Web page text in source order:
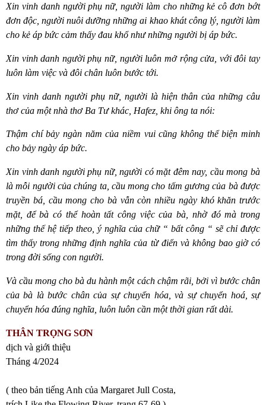
Xin vinh danh người phụ nữ, người làm cho những kẻ cô đơn bớt
đơn độc, người nuôi dưỡng những ai khao khát công lý, người làm
cho kẻ áp bức cảm thấy đau khổ như những người bị áp bức.
Xin vinh danh người phụ nữ, người luôn mở rộng cửa, với đôi tay
luôn làm việc và đôi chân luôn bước tới.
Xin vinh danh người phụ nữ, người là hiện thân của những câu
thơ của một nhà thơ Ba Tư khác, Hafez, khi ông ta nói:
Thậm chí bảy ngàn năm của niềm vui cũng không thể biện minh
cho bảy ngày áp bức.
Xin vinh danh người phụ nữ, người có mặt đêm nay, cầu mong bà
là mỗi người của chúng ta, cầu mong cho tấm gương của bà được
truyền bá, cầu mong cho bà vẫn còn nhiều ngày khó khăn trước
mặt, để bà có thể hoàn tất công việc của bà, nhờ đó mà trong
những thế hệ tiếp theo, ý nghĩa của chữ “ bất công “ sẽ chỉ được
tìm thấy trong những định nghĩa của từ điển và không bao giờ có
trong đời sống con người.
Và cầu mong cho bà du hành một cách chậm rãi, bởi vì bước chân
của bà là bước chân của sự chuyển hóa, và sự chuyển hoá, sự
chuyển hóa đúng nghĩa, luôn luôn cần một thời gian rất dài.
THÂN TRỌNG SƠN
dịch và giới thiệu
Tháng 4/2024
( theo bản tiếng Anh của Margaret Jull Costa,